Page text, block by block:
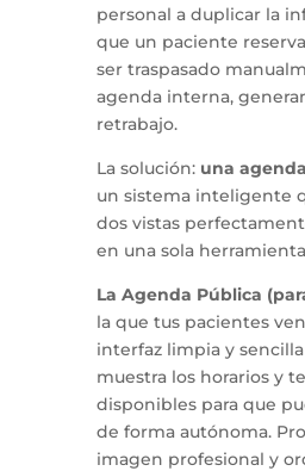
personal a duplicar la
que un paciente
ser traspasado
agenda interna,
retrabajo.
La solución:una
un sistema inteligente
dos vistas
en una sola
La Agenda Pública
la que tus pacientes
interfaz limpia y
muestra los horarios y
disponibles para que
de forma autónoma.
imagen profesional y